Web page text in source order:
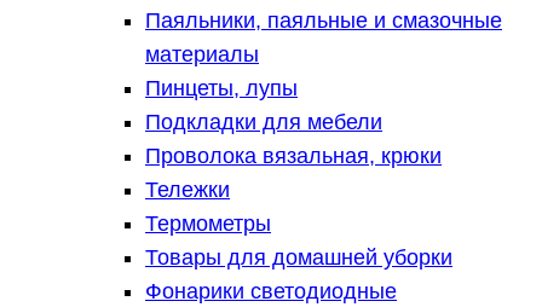
Паяльники, паяльные и смазочные
материалы
Пинцеты, лупы
Подкладки для мебели
Проволока вязальная, крюки
Тележки
Термометры
Товары для домашней уборки
Фонарики светодиодные